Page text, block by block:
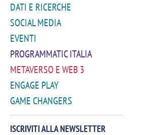
DATI E RICERCHE
SOCIAL MEDIA
EVENTI
PROGRAMMATIC ITALIA
METAVERSO E WEB 3
ENGAGE PLAY
GAME CHANGERS
ISCRIVITI ALLA NEWSLETTER